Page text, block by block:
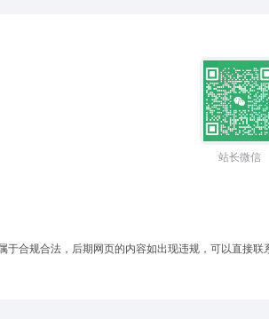
站长微信
合规合法，后期网页的内容如出现违规，可以直接联